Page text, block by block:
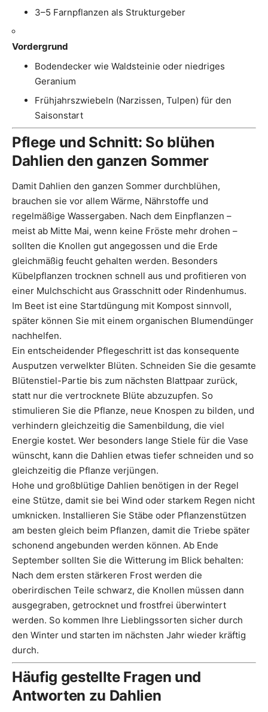
3–5 Farnpflanzen als Strukturgeber
Vordergrund
Bodendecker wie Waldsteinie oder niedriges
Geranium
Frühjahrszwiebeln (Narzissen, Tulpen) für den
Saisonstart
Pflege und Schnitt: So blühen
Dahlien den ganzen Sommer
Damit Dahlien den ganzen Sommer durchblühen,
brauchen sie vor allem Wärme, Nährstoffe und
regelmäßige Wassergaben. Nach dem Einpflanzen –
meist ab Mitte Mai, wenn keine Fröste mehr drohen –
sollten die Knollen gut angegossen und die Erde
gleichmäßig feucht gehalten werden. Besonders
Kübelpflanzen trocknen schnell aus und profitieren von
einer Mulchschicht aus Grasschnitt oder Rindenhumus.
Im Beet ist eine Startdüngung mit Kompost sinnvoll,
später können Sie mit einem organischen Blumendünger
nachhelfen.
Ein entscheidender Pflegeschritt ist das konsequente
Ausputzen verwelkter Blüten. Schneiden Sie die gesamte
Blütenstiel-Partie bis zum nächsten Blattpaar zurück,
statt nur die vertrocknete Blüte abzuzupfen. So
stimulieren Sie die Pflanze, neue Knospen zu bilden, und
verhindern gleichzeitig die Samenbildung, die viel
Energie kostet. Wer besonders lange Stiele für die Vase
wünscht, kann die Dahlien etwas tiefer schneiden und so
gleichzeitig die Pflanze verjüngen.
Hohe und großblütige Dahlien benötigen in der Regel
eine Stütze, damit sie bei Wind oder starkem Regen nicht
umknicken. Installieren Sie Stäbe oder Pflanzenstützen
am besten gleich beim Pflanzen, damit die Triebe später
schonend angebunden werden können. Ab Ende
September sollten Sie die Witterung im Blick behalten:
Nach dem ersten stärkeren Frost werden die
oberirdischen Teile schwarz, die Knollen müssen dann
ausgegraben, getrocknet und frostfrei überwintert
werden. So kommen Ihre Lieblingssorten sicher durch
den Winter und starten im nächsten Jahr wieder kräftig
durch.
Häufig gestellte Fragen und
Antworten zu Dahlien